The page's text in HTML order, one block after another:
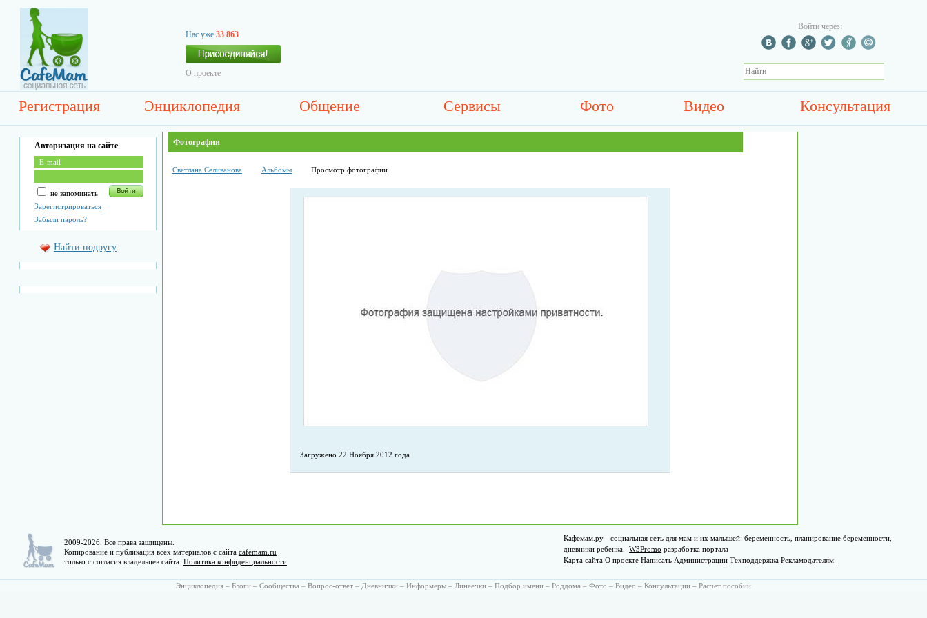
Нас уже 33 863
О проекте
Войти через:
Регистрация Энциклопедия Общение Сервисы Фото Видео Консультация
Авторизация на сайте
не запоминать
Зарегистрироваться
Забыли пароль?
Найти подругу
Фотографии
Светлана Селиванова Альбомы Просмотр фотографии
Загружено 22 Ноября 2012 года
2009-2026. Все права защищены.
Копирование и публикация всех материалов с сайта cafemam.ru
только с согласия владельцев сайта. Политика конфиденциальности
Кафемам.ру - социальная сеть для мам и их малышей: беременность, планирование беременности,
дневники ребенка.W3Promo разработка портала
Карта сайта О проекте Написать Администрации Техподдержка Рекламодателям
Энциклопедия – Блоги – Сообщества – Вопрос-ответ – Дневнички – Информеры – Линеечки – Подбор имени – Роддома – Фото – Видео – Консультации – Расчет пособий